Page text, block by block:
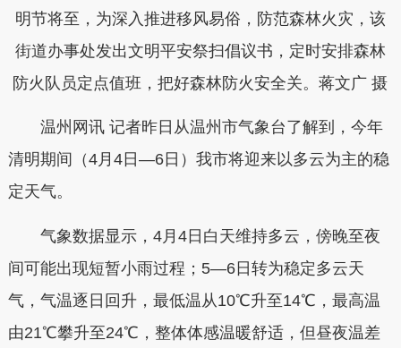
明节将至，为深入推进移风易俗，防范森林火灾，该
街道办事处发出文明平安祭扫倡议书，定时安排森林
防火队员定点值班，把好森林防火安全关。蒋文广 摄
温州网讯 记者昨日从温州市气象台了解到，今年
清明期间（4月4日—6日）我市将迎来以多云为主的稳
定天气。
气象数据显示，4月4日白天维持多云，傍晚至夜
间可能出现短暂小雨过程；5—6日转为稳定多云天
气，气温逐日回升，最低温从10℃升至14℃，最高温
由21℃攀升至24℃，整体体感温暖舒适，但昼夜温差